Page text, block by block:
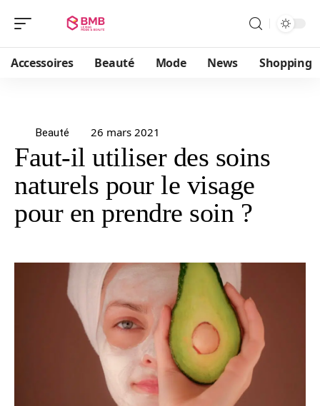
Accessoires Beauté Mode News Shopping
Beauté 26 mars 2021
Faut-il utiliser des soins
naturels pour le visage
pour en prendre soin ?